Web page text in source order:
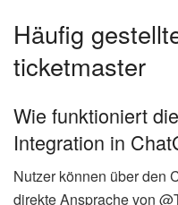
Häufig
ticketmaster
Wie funktioniert
Integration in
Nutzer können über den
direkte Ansprache von